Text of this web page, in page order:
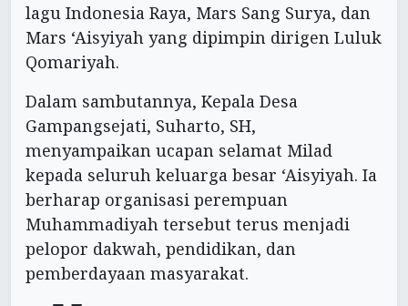
lagu Indonesia Raya, Mars Sang Surya, dan
Mars ‘Aisyiyah yang dipimpin dirigen Luluk
Qomariyah.
Dalam sambutannya, Kepala Desa
Gampangsejati, Suharto, SH,
menyampaikan ucapan selamat Milad
kepada seluruh keluarga besar ‘Aisyiyah. Ia
berharap organisasi perempuan
Muhammadiyah tersebut terus menjadi
pelopor dakwah, pendidikan, dan
pemberdayaan masyarakat.